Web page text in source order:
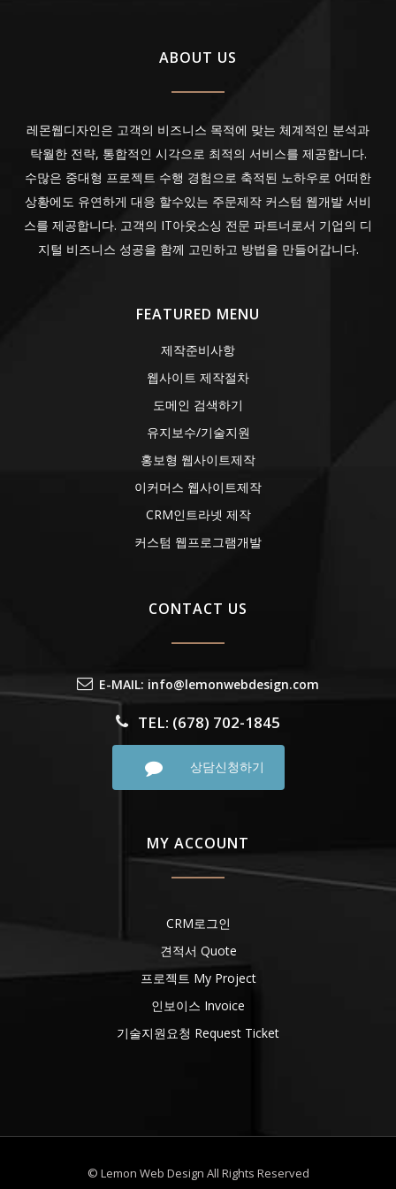
ABOUT US
레몬웹디자인은 고객의 비즈니스 목적에 맞는 체계적인 분석과
탁월한 전략, 통합적인 시각으로 최적의 서비스를 제공합니다.
수많은 중대형 프로젝트 수행 경험으로 축적된 노하우로 어떠한
상황에도 유연하게 대응 할수있는 주문제작 커스텀 웹개발 서비
스를 제공합니다. 고객의 IT아웃소싱 전문 파트너로서 기업의 디
지털 비즈니스 성공을 함께 고민하고 방법을 만들어갑니다.
FEATURED MENU
제작준비사항
웹사이트 제작절차
도메인 검색하기
유지보수/기술지원
홍보형 웹사이트제작
이커머스 웹사이트제작
CRM인트라넷 제작
커스텀 웹프로그램개발
CONTACT US
E-MAIL: info@lemonwebdesign.com
TEL: (678) 702-1845
상담신청하기
MY ACCOUNT
CRM로그인
견적서 Quote
프로젝트 My Project
인보이스 Invoice
기술지원요청 Request Ticket
© Lemon Web Design All Rights Reserved